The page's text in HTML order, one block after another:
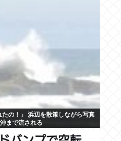
の！」 浜辺を散策しながら写真
まで流される